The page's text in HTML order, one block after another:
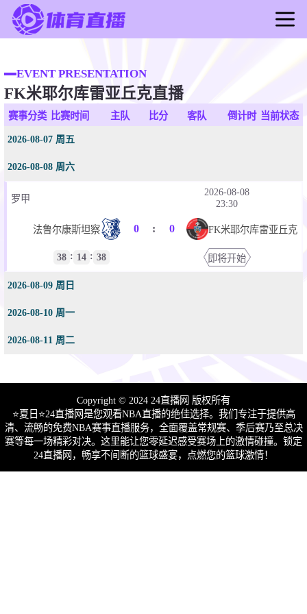
足球直播
篮球直播
足球录像
篮球新闻
EVENT PRESENTATION
FK米耶尔库雷亚丘克直播
赛事分类 比赛时间 主队 比分 客队 倒计时 当前状态
2026-08-07 周五
2026-08-08 周六
罗甲
2026-08-08
23:30
法鲁尔康斯坦察 0 : 0 FK米耶尔库雷亚丘克
38 : 14 : 38 即将开始
2026-08-09 周日
2026-08-10 周一
2026-08-11 周二
Copyright © 2024 24直播网 版权所有
⭐️夏日⭐24直播网是您观看NBA直播的绝佳选择。我们专注于提供高
清、流畅的免费NBA赛事直播服务，全面覆盖常规赛、季后赛乃至总决
赛等每一场精彩对决。这里能让您零延迟感受赛场上的激情碰撞。锁定
24直播网，畅享不间断的篮球盛宴，点燃您的篮球激情！